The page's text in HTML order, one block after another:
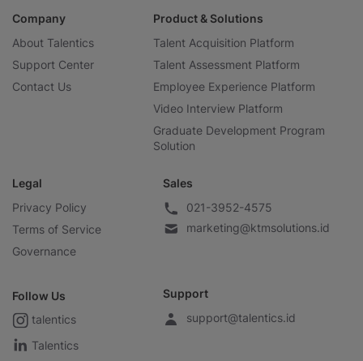
Company
About Talentics
Support Center
Contact Us
Product & Solutions
Talent Acquisition Platform
Talent Assessment Platform
Employee Experience Platform
Video Interview Platform
Graduate Development Program
Solution
Legal
Privacy Policy
Terms of Service
Governance
Follow Us
talentics
Talentics
Sales
021-3952-4575
marketing@ktmsolutions.id
Support
support@talentics.id